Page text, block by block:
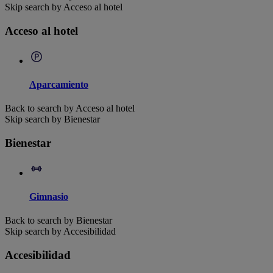
Skip search by Acceso al hotel
Acceso al hotel
Aparcamiento
Back to search by Acceso al hotel
Skip search by Bienestar
Bienestar
Gimnasio
Back to search by Bienestar
Skip search by Accesibilidad
Accesibilidad